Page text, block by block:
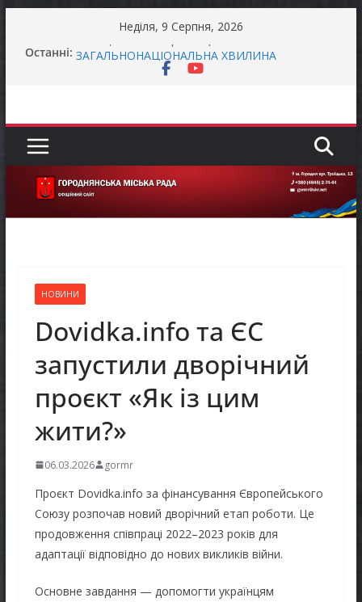
Неділя, 9 Серпня, 2026
Останні: Захищай небо Чернігівщини!
ЗАГАЛЬНОНАЦІОНАЛЬНА ХВИЛИНА
Як отримати компенсацію за товари, придбані
Уповноважений Верховної Ради України з
прав людини проводить опитування щодо
реалізації права осіб з інвалідністю на працю
НОВИНИ
Dovidka.info та ЄС
запустили дворічний
проєкт «Як із цим
жити?»
06.03.2026 gormr
Проєкт Dovidka.info за фінансування Європейського
Союзу розпочав новий дворічний етап роботи. Це
продовження співпраці 2022–2023 років для
адаптації відповідно до нових викликів війни.
Основне завдання — допомогти українцям